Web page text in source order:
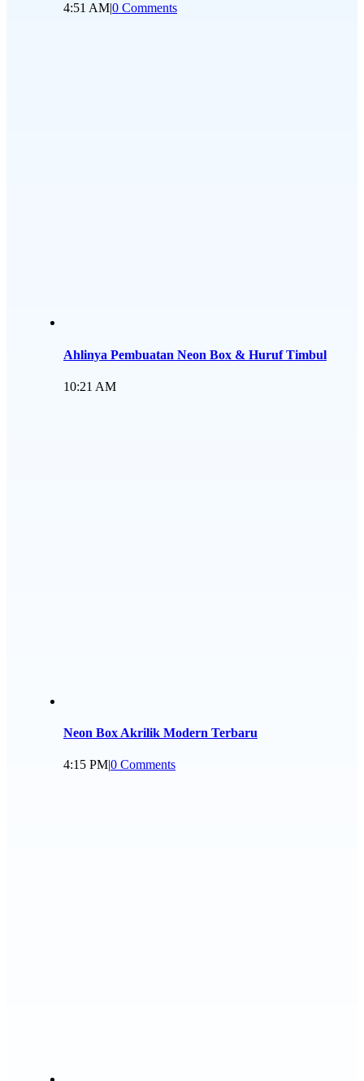
4:51 AM|0 Comments
Ahlinya Pembuatan Neon Box & Huruf Timbul
10:21 AM
Neon Box Akrilik Modern Terbaru
4:15 PM|0 Comments